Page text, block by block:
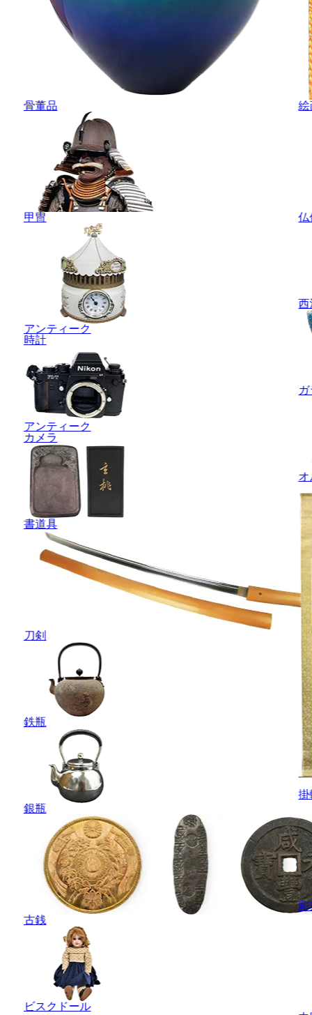
骨董品
甲冑
アンティーク
時計
アンティーク
カメラ
書道具
刀剣
鉄瓶
銀瓶
古銭
ビスクドール
絵
仏
西
オ
掛
彫